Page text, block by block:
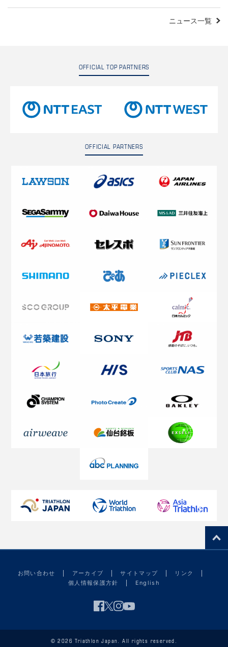
ニュース一覧
OFFICIAL TOP PARTNERS
OFFICIAL PARTNERS
お問い合わせ アーカイブ サイトマップ
リンク
個人情報保護方針
English
© 2026 Triathlon Japan. All rights reserved.